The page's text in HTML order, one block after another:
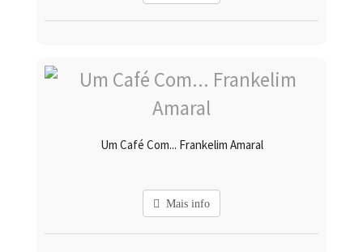
Um Café Com... Frankelim Amaral
Mais info